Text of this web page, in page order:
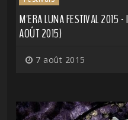
M'ERA LUNA FESTIVAL 2015
AOÛT 2015)
7 août 2015